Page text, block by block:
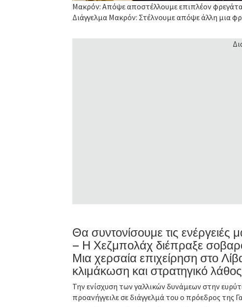
Μακρόν: Απόψε αποστέλλουμε επιπλέον
Διάγγελμα Μακρόν: Στέλνουμε απόψε άλλη μια
Θα συντονίσουμε τις
– Η Χεζμπολάχ διέπραξε
Μια χερσαία επιχείρηση στο
κλιμάκωση και στρατηγικό
Την ενίσχυση των γαλλικών δυνάμεων στην
προανήγγειλε σε διάγγελμά του ο πρόεδρος της